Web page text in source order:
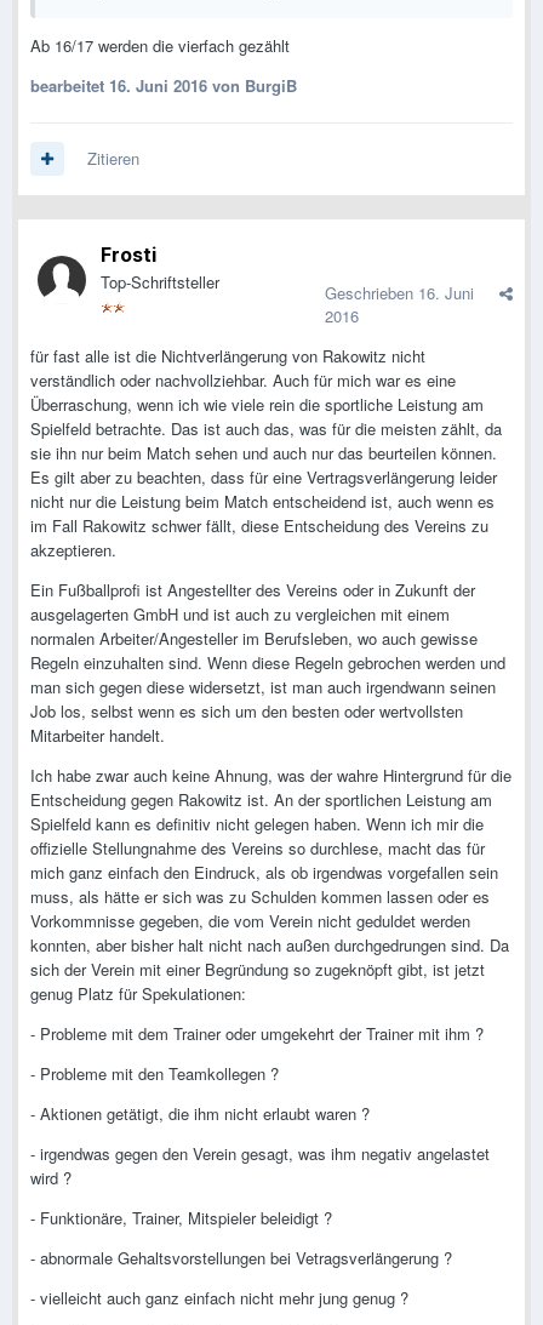
Ab 16/17 werden die vierfach gezählt
bearbeitet 16. Juni 2016 von BurgiB
Zitieren
Frosti
Top-Schriftsteller Geschrieben 16. Juni
2016
für fast alle ist die Nichtverlängerung von Rakowitz nicht
verständlich oder nachvollziehbar. Auch für mich war es eine
Überraschung, wenn ich wie viele rein die sportliche Leistung am
Spielfeld betrachte. Das ist auch das, was für die meisten zählt, da
sie ihn nur beim Match sehen und auch nur das beurteilen können.
Es gilt aber zu beachten, dass für eine Vertragsverlängerung leider
nicht nur die Leistung beim Match entscheidend ist, auch wenn es
im Fall Rakowitz schwer fällt, diese Entscheidung des Vereins zu
akzeptieren.
Ein Fußballprofi ist Angestellter des Vereins oder in Zukunft der
ausgelagerten GmbH und ist auch zu vergleichen mit einem
normalen Arbeiter/Angesteller im Berufsleben, wo auch gewisse
Regeln einzuhalten sind. Wenn diese Regeln gebrochen werden und
man sich gegen diese widersetzt, ist man auch irgendwann seinen
Job los, selbst wenn es sich um den besten oder wertvollsten
Mitarbeiter handelt.
Ich habe zwar auch keine Ahnung, was der wahre Hintergrund für die
Entscheidung gegen Rakowitz ist. An der sportlichen Leistung am
Spielfeld kann es definitiv nicht gelegen haben. Wenn ich mir die
offizielle Stellungnahme des Vereins so durchlese, macht das für
mich ganz einfach den Eindruck, als ob irgendwas vorgefallen sein
muss, als hätte er sich was zu Schulden kommen lassen oder es
Vorkommnisse gegeben, die vom Verein nicht geduldet werden
konnten, aber bisher halt nicht nach außen durchgedrungen sind. Da
sich der Verein mit einer Begründung so zugeknöpft gibt, ist jetzt
genug Platz für Spekulationen:
- Probleme mit dem Trainer oder umgekehrt der Trainer mit ihm ?
- Probleme mit den Teamkollegen ?
- Aktionen getätigt, die ihm nicht erlaubt waren ?
- irgendwas gegen den Verein gesagt, was ihm negativ angelastet
wird ?
- Funktionäre, Trainer, Mitspieler beleidigt ?
- abnormale Gehaltsvorstellungen bei Vetragsverlängerung ?
- vielleicht auch ganz einfach nicht mehr jung genug ?